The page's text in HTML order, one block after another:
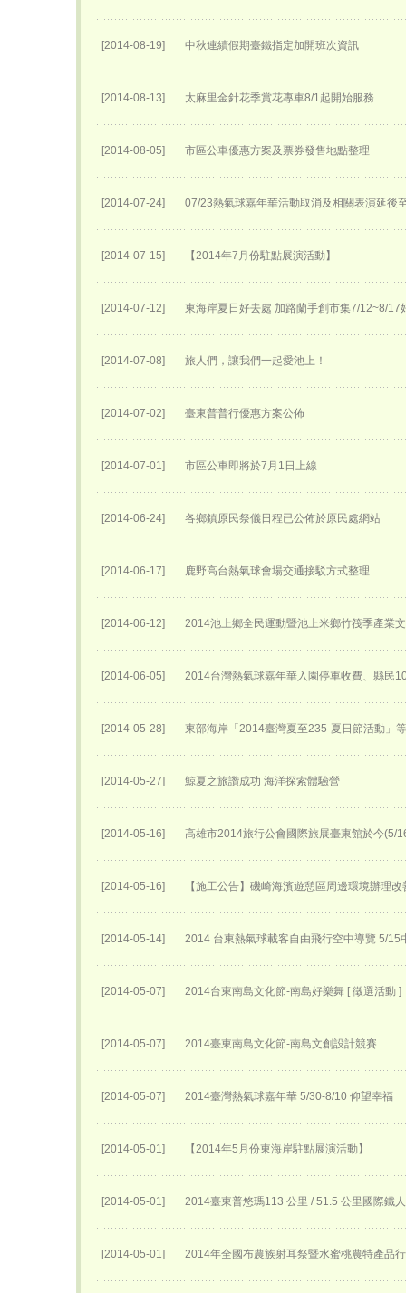
[2014-08-19] 中秋連續假期臺鐵指定加開班次資訊
[2014-08-13] 太麻里金針花季賞花專車8/1起開始服務
[2014-08-05] 市區公車優惠方案及票券發售地點整理
[2014-07-24] 07/23熱氣球嘉年華活動取消及相關表演延後
[2014-07-15] 【2014年7月份駐點展演活動】
[2014-07-12] 東海岸夏日好去處 加路蘭手創市集7/12~8/17
[2014-07-08] 旅人們，讓我們一起愛池上！
[2014-07-02] 臺東普普行優惠方案公佈
[2014-07-01] 市區公車即將於7月1日上線
[2014-06-24] 各鄉鎮原民祭儀日程已公佈於原民處網站
[2014-06-17] 鹿野高台熱氣球會場交通接駁方式整理
[2014-06-12] 2014池上鄉全民運動暨池上米鄉竹筏季產業
[2014-06-05] 2014台灣熱氣球嘉年華入園停車收費、縣民
[2014-05-28] 東部海岸「2014臺灣夏至235-夏日節活動」
[2014-05-27] 鯨夏之旅讚成功 海洋探索體驗營
[2014-05-16] 高雄市2014旅行公會國際旅展臺東館於今(5/
[2014-05-16] 【施工公告】磯崎海濱遊憩區周邊環境辦理改
[2014-05-14] 2014 台東熱氣球載客自由飛行空中導覽 5/15
[2014-05-07] 2014台東南島文化節-南島好樂舞 [ 徵選活動 ]
[2014-05-07] 2014臺東南島文化節-南島文創設計競賽
[2014-05-07] 2014臺灣熱氣球嘉年華 5/30-8/10 仰望幸福
[2014-05-01] 【2014年5月份東海岸駐點展演活動】
[2014-05-01] 2014臺東普悠瑪113 公里 / 51.5 公里國際鐵
[2014-05-01] 2014年全國布農族射耳祭暨水蜜桃農特產品